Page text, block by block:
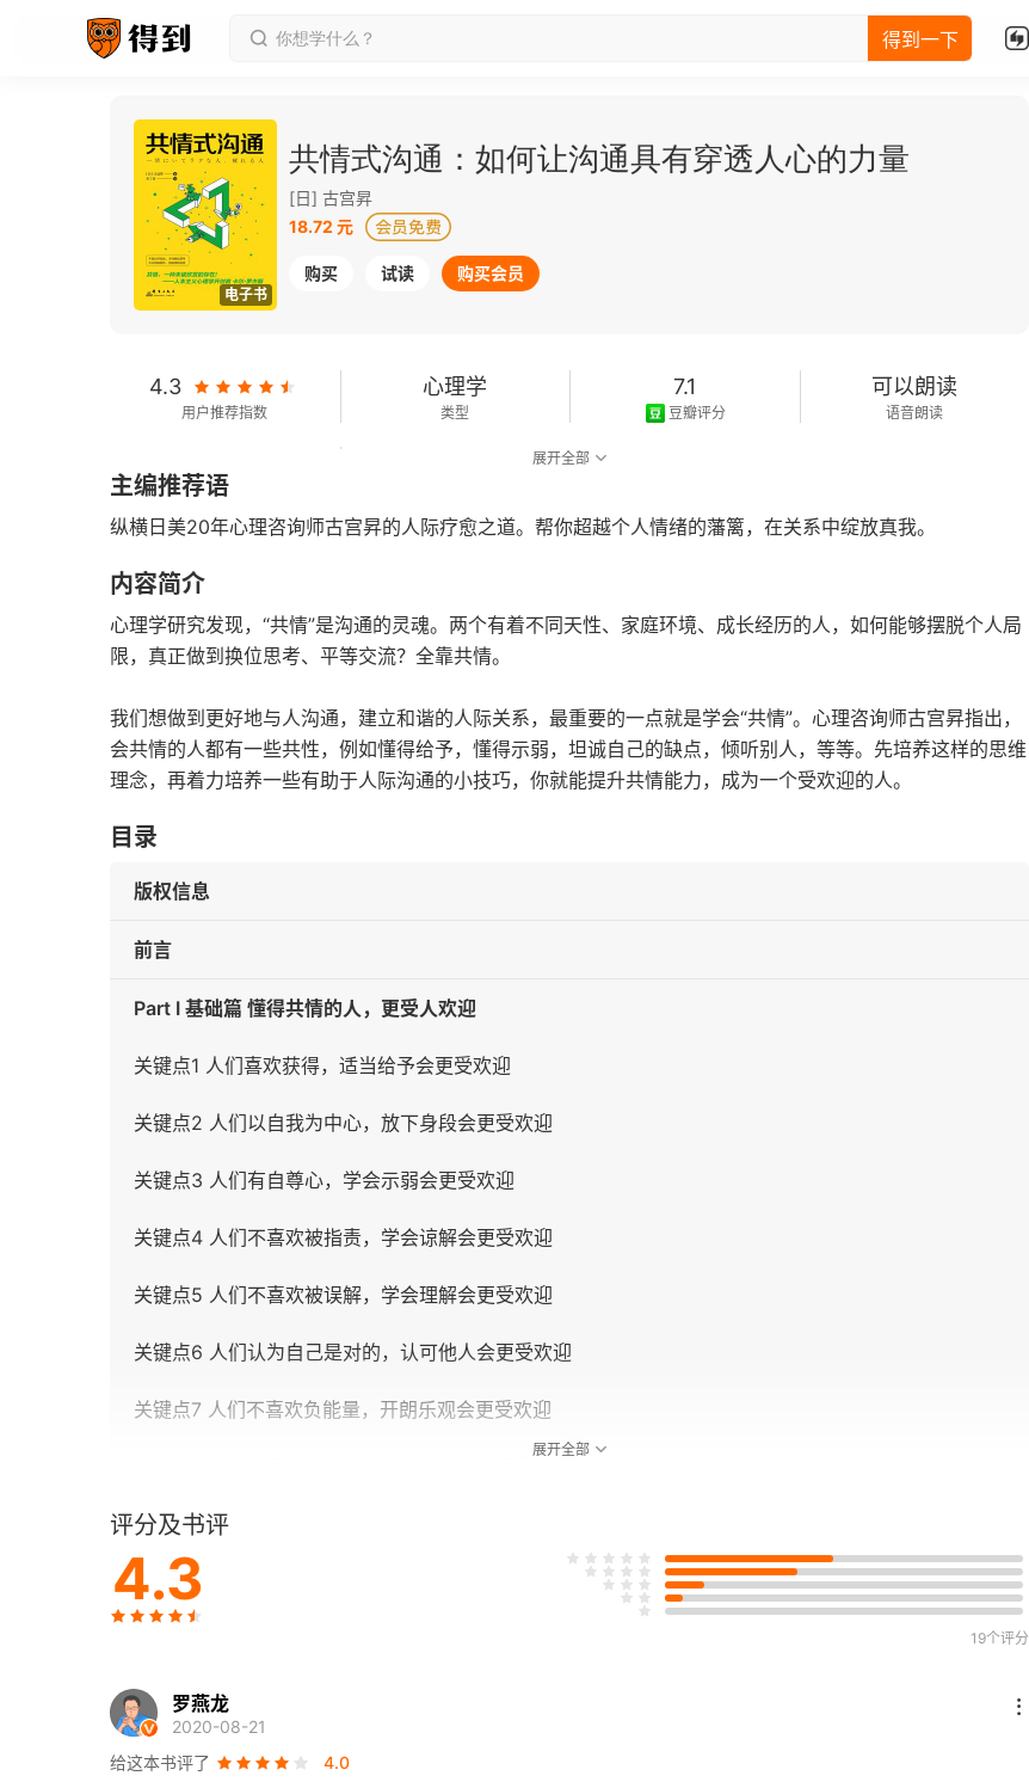
得到一下
电子书
共情式沟通：如何让沟通具有穿透人心的力量
[日] 古宫昇
18.72 元
购买 试读 购买会员
4.3
用户推荐指数
心理学
类型
7.1
豆瓣评分
可以朗读
语音朗读
字数
展开全部
主编推荐语
纵横日美20年心理咨询师古宫昇的人际疗愈之道。帮你超越个人情绪的藩篱，在关系中绽放真我。
内容简介
心理学研究发现，“共情”是沟通的灵魂。两个有着不同天性、家庭环境、成长经历的人，如何能够摆脱个人局
限，真正做到换位思考、平等交流？全靠共情。
我们想做到更好地与人沟通，建立和谐的人际关系，最重要的一点就是学会“共情”。心理咨询师古宫昇指出，
会共情的人都有一些共性，例如懂得给予，懂得示弱，坦诚自己的缺点，倾听别人，等等。先培养这样的思维
理念，再着力培养一些有助于人际沟通的小技巧，你就能提升共情能力，成为一个受欢迎的人。
目录
版权信息
前言
Part Ⅰ 基础篇 懂得共情的人，更受人欢迎
关键点1 人们喜欢获得，适当给予会更受欢迎
关键点2 人们以自我为中心，放下身段会更受欢迎
关键点3 人们有自尊心，学会示弱会更受欢迎
关键点4 人们不喜欢被指责，学会谅解会更受欢迎
关键点5 人们不喜欢被误解，学会理解会更受欢迎
关键点6 人们认为自己是对的，认可他人会更受欢迎
关键点7 人们不喜欢负能量，开朗乐观会更受欢迎
Part Ⅱ 实践篇一 沟通还得有技巧
方法1 记住别人的名字
方法3 学会赞美他人
方法4 学会缓解压力
展开全部
评分及书评
4.3
19个评分
罗燕龙
2020-08-21
给这本书评了
4.0